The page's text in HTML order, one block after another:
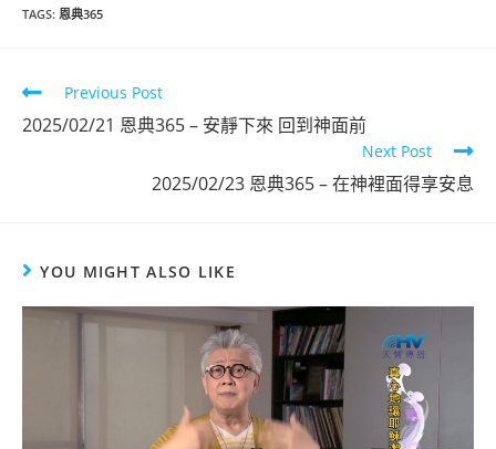
點擊觀看
TAGS: 恩典365
Previous Post
2025/02/21 恩典365 – 安靜下來 回到神面前
Next Post
2025/02/23 恩典365 – 在神裡面得享安息
YOU MIGHT ALSO LIKE